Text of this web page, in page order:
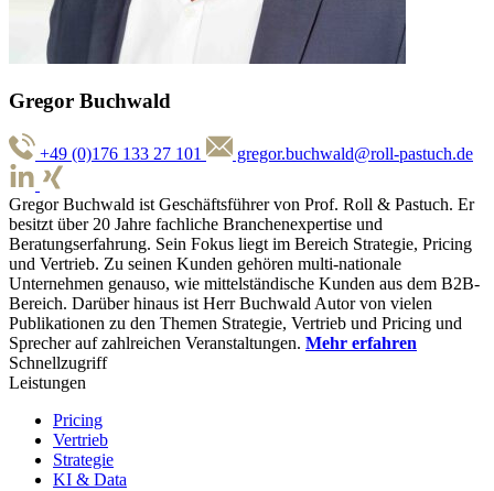
Gregor Buchwald
+49 (0)176 133 27 101 gregor.buchwald@roll-pastuch.de
Gregor Buchwald ist Geschäftsführer von Prof. Roll & Pastuch. Er
besitzt über 20 Jahre fachliche Branchenexpertise und
Beratungserfahrung. Sein Fokus liegt im Bereich Strategie, Pricing
und Vertrieb. Zu seinen Kunden gehören multi-nationale
Unternehmen genauso, wie mittelständische Kunden aus dem B2B-
Bereich. Darüber hinaus ist Herr Buchwald Autor von vielen
Publikationen zu den Themen Strategie, Vertrieb und Pricing und
Sprecher auf zahlreichen Veranstaltungen. Mehr erfahren
Schnellzugriff
Leistungen
Pricing
Vertrieb
Strategie
KI & Data